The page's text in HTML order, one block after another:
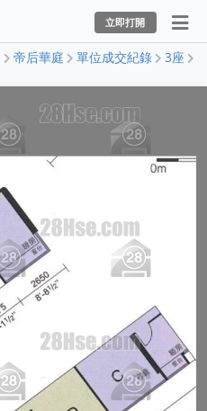
立即打開
帝后華庭 單位成交紀錄
3座